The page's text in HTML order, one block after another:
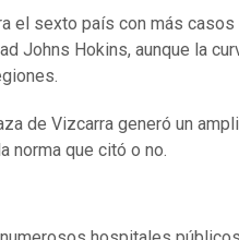
el sexto país con más casos
Johns Hokins, aunque la
de Vizcarra generó un
norma que citó o no.